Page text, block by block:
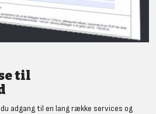
til
adgang til en lang række services og